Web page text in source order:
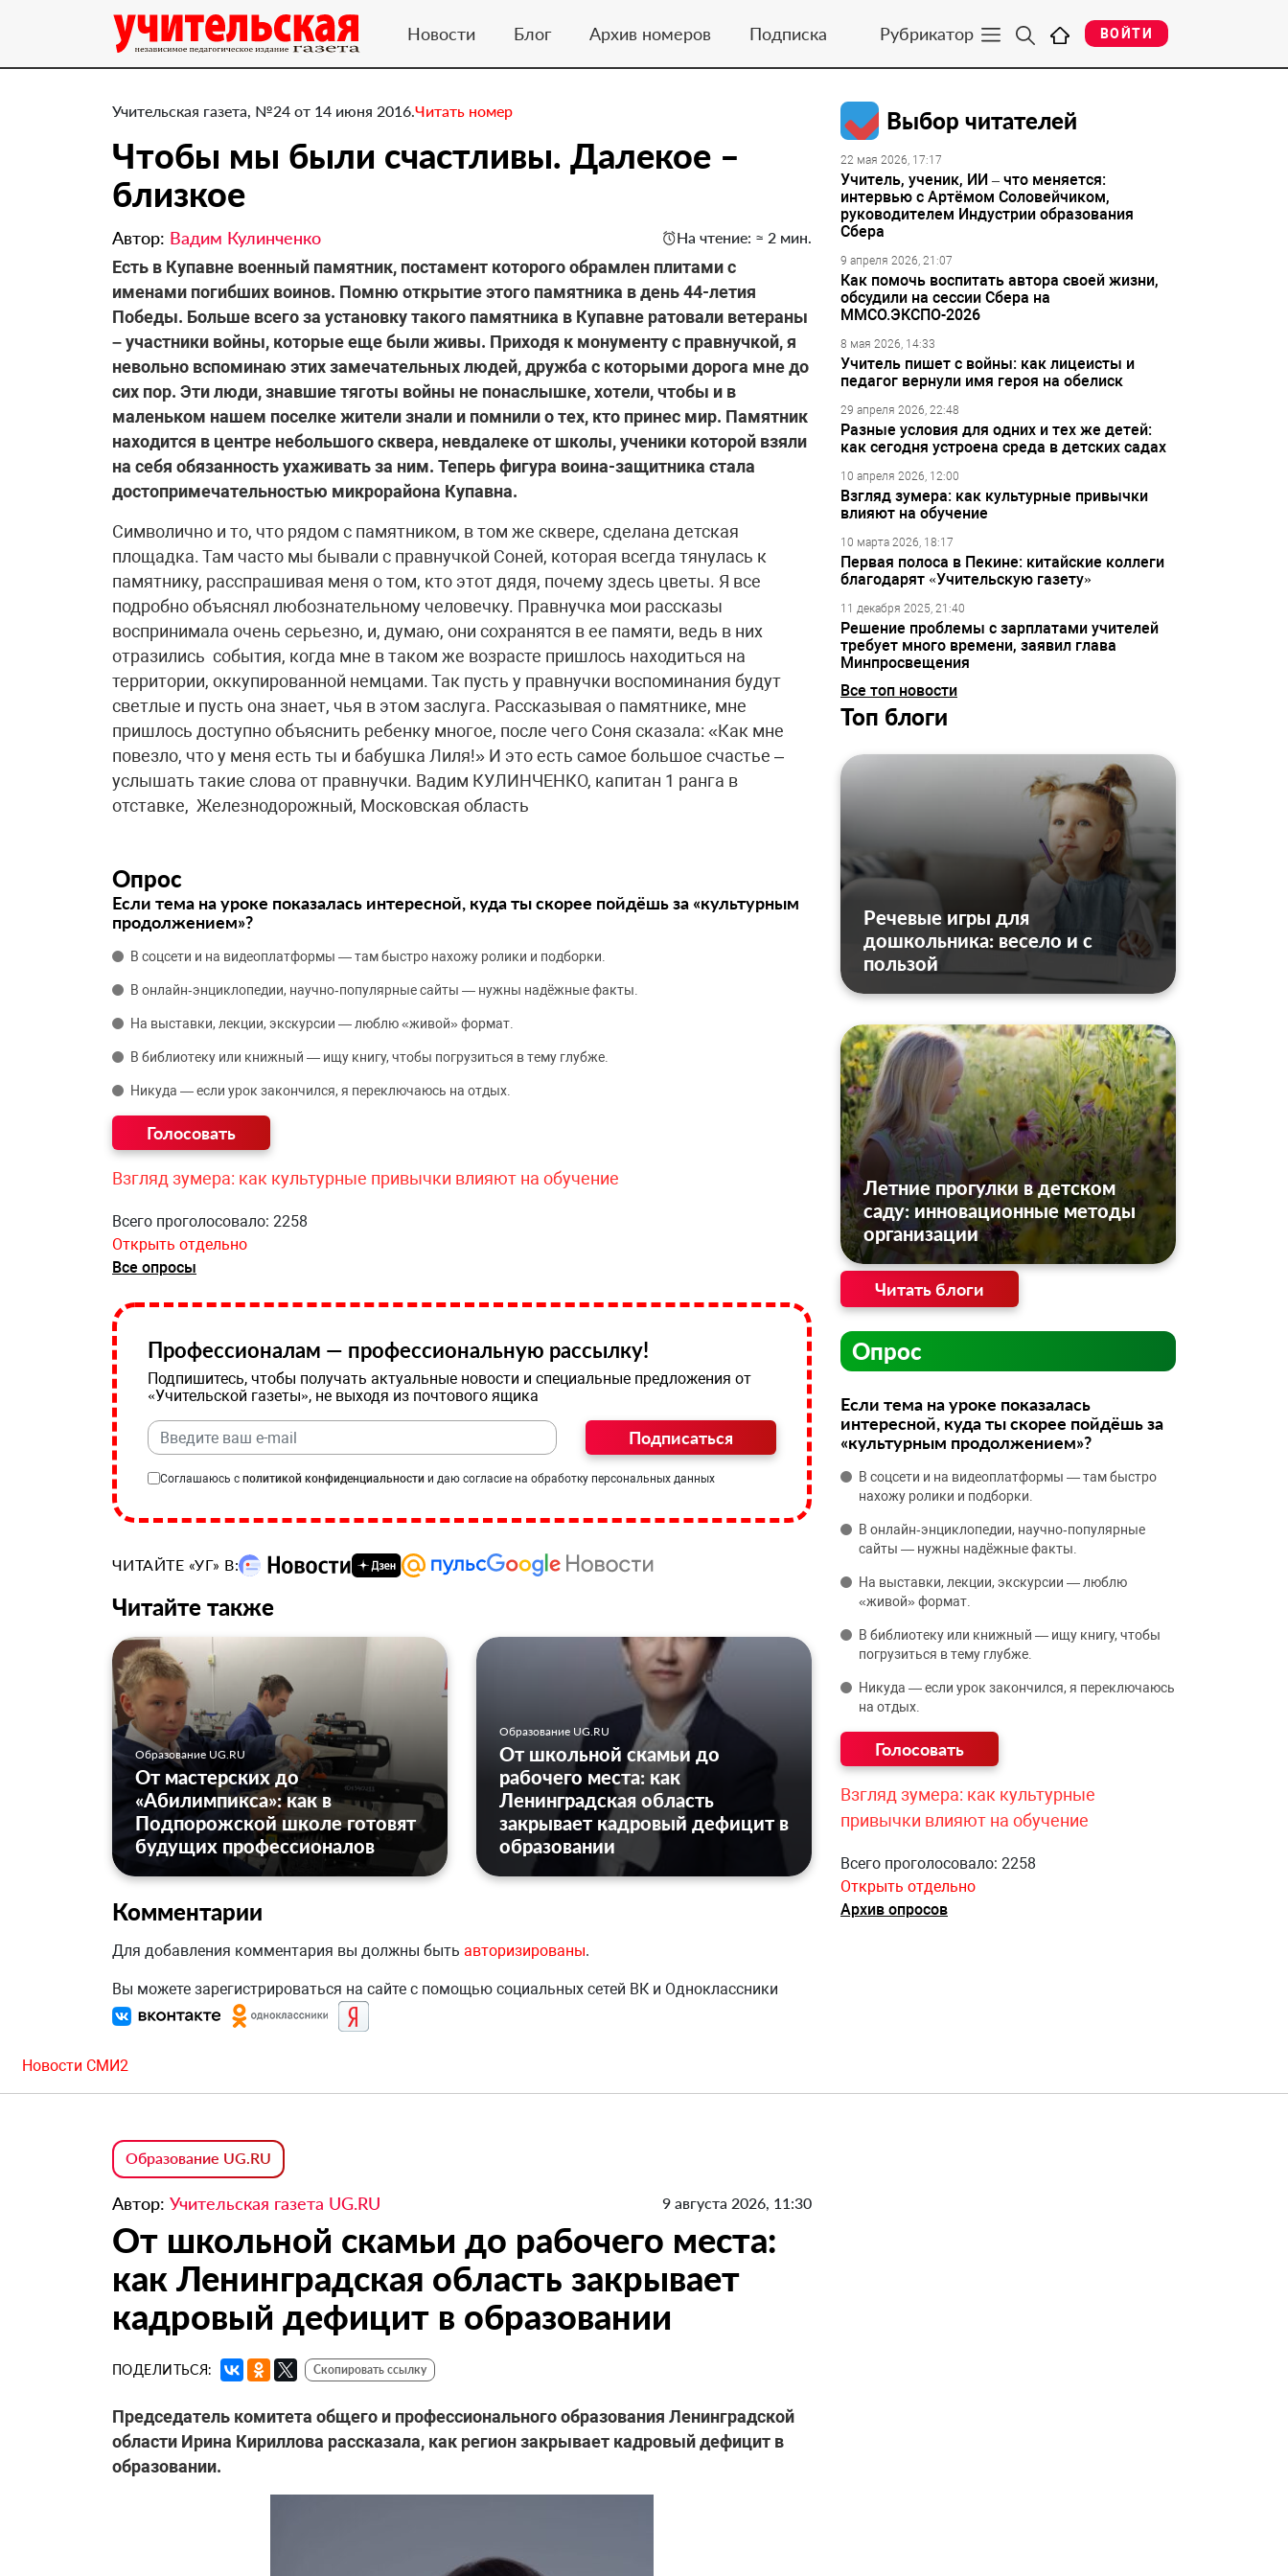
Новости Блог Архив номеров Подписка Рубрикатор ВОЙТИ
Учительская газета, №24 от 14 июня 2016.Читать номер
Чтобы мы были счастливы. Далекое –
близкое
Автор: Вадим Кулинченко На чтение: ≈ 2 мин.
Есть в Купавне военный памятник, постамент которого обрамлен плитами с
именами погибших воинов. Помню открытие этого памятника в день 44-летия
Победы. Больше всего за установку такого памятника в Купавне ратовали ветераны
– участники войны, которые еще были живы. Приходя к монументу с правнучкой, я
невольно вспоминаю этих замечательных людей, дружба с которыми дорога мне до
сих пор. Эти люди, знавшие тяготы войны не понаслышке, хотели, чтобы и в
маленьком нашем поселке жители знали и помнили о тех, кто принес мир. Памятник
находится в центре небольшого сквера, невдалеке от школы, ученики которой взяли
на себя обязанность ухаживать за ним. Теперь фигура воина-защитника стала
достопримечательностью микрорайона Купавна.
Символично и то, что рядом с памятником, в том же сквере, сделана детская
площадка. Там часто мы бывали с правнучкой Соней, которая всегда тянулась к
памятнику, расспрашивая меня о том, кто этот дядя, почему здесь цветы. Я все
подробно объяснял любознательному человечку. Правнучка мои рассказы
воспринимала очень серьезно, и, думаю, они сохранятся в ее памяти, ведь в них
отразились события, когда мне в таком же возрасте пришлось находиться на
территории, оккупированной немцами. Так пусть у правнучки воспоминания будут
светлые и пусть она знает, чья в этом заслуга. Рассказывая о памятнике, мне
пришлось доступно объяснить ребенку многое, после чего Соня сказала: «Как мне
повезло, что у меня есть ты и бабушка Лиля!» И это есть самое большое счастье –
услышать такие слова от правнучки. ​Вадим КУЛИНЧЕНКО, капитан 1 ранга в
отставке, Железнодорожный, Московская область
Опрос
Если тема на уроке показалась интересной, куда ты скорее пойдёшь за «культурным
продолжением»?
В соцсети и на видеоплатформы — там быстро нахожу ролики и подборки.
В онлайн‑энциклопедии, научно‑популярные сайты — нужны надёжные факты.
На выставки, лекции, экскурсии — люблю «живой» формат.
В библиотеку или книжный — ищу книгу, чтобы погрузиться в тему глубже.
Никуда — если урок закончился, я переключаюсь на отдых.
Взгляд зумера: как культурные привычки влияют на обучение
Всего проголосовало: 2258
Открыть отдельно
Все опросы
Профессионалам — профессиональную рассылку!
Подпишитесь, чтобы получать актуальные новости и специальные предложения от
«Учительской газеты», не выходя из почтового ящика
Подписаться
Соглашаюсь с политикой конфиденциальности и даю согласие на обработку персональных данных
ЧИТАЙТЕ «УГ» В:
Читайте также
Образование UG.RU
От мастерских до
«Абилимпикса»: как в
Подпорожской школе готовят
будущих профессионалов
Образование UG.RU
От школьной скамьи до
рабочего места: как
Ленинградская область
закрывает кадровый дефицит в
образовании
Комментарии
Для добавления комментария вы должны быть авторизированы.
Вы можете зарегистрироваться на сайте с помощью социальных сетей ВК и Одноклассники
Выбор читателей
22 мая 2026, 17:17
Учитель, ученик, ИИ – что меняется:
интервью с Артёмом Соловейчиком,
руководителем Индустрии образования
Сбера
9 апреля 2026, 21:07
Как помочь воспитать автора своей жизни,
обсудили на сессии Сбера на
ММСО.ЭКСПО-2026
8 мая 2026, 14:33
Учитель пишет с войны: как лицеисты и
педагог вернули имя героя на обелиск
29 апреля 2026, 22:48
Разные условия для одних и тех же детей:
как сегодня устроена среда в детских садах
10 апреля 2026, 12:00
Взгляд зумера: как культурные привычки
влияют на обучение
10 марта 2026, 18:17
Первая полоса в Пекине: китайские коллеги
благодарят «Учительскую газету»
11 декабря 2025, 21:40
Решение проблемы с зарплатами учителей
требует много времени, заявил глава
Минпросвещения
Все топ новости
Топ блоги
Речевые игры для
дошкольника: весело и с
пользой
Летние прогулки в детском
саду: инновационные методы
организации
Читать блоги
Опрос
Если тема на уроке показалась
интересной, куда ты скорее пойдёшь за
«культурным продолжением»?
В соцсети и на видеоплатформы — там быстро
нахожу ролики и подборки.
В онлайн‑энциклопедии, научно‑популярные
сайты — нужны надёжные факты.
На выставки, лекции, экскурсии — люблю
«живой» формат.
В библиотеку или книжный — ищу книгу, чтобы
погрузиться в тему глубже.
Никуда — если урок закончился, я переключаюсь
на отдых.
Взгляд зумера: как культурные
привычки влияют на обучение
Всего проголосовало: 2258
Открыть отдельно
Архив опросов
Новости СМИ2
Образование UG.RU
Автор: Учительская газета UG.RU 9 августа 2026, 11:30
От школьной скамьи до рабочего места:
как Ленинградская область закрывает
кадровый дефицит в образовании
ПОДЕЛИТЬСЯ: Скопировать ссылку
Председатель комитета общего и профессионального образования Ленинградской
области Ирина Кириллова рассказала, как регион закрывает кадровый дефицит в
образовании.